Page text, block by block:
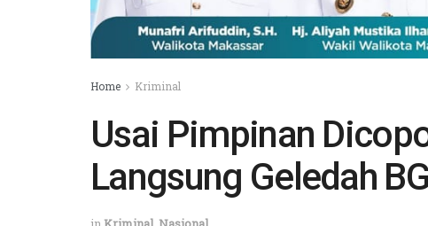
Home Kriminal
Usai Pimpinan
Langsung Geledah